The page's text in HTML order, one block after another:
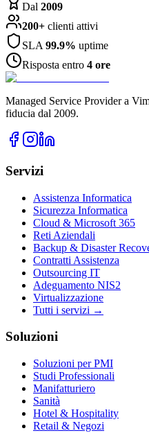
Dal 2009
200+ clienti attivi
SLA 99.9% uptime
Risposta entro 4 ore
Managed Service Provider a
fiducia dal 2009.
Servizi
Assistenza Informatica
Sicurezza Informatica
Cloud & Microsoft 365
Reti Aziendali
Backup & Disaster
Contratti Assistenza
Outsourcing IT
Adeguamento NIS2
Virtualizzazione
Tutti i servizi →
Soluzioni
Soluzioni per PMI
Studi Professionali
Manifatturiero
Sanità
Hotel & Hospitality
Retail & Negozi